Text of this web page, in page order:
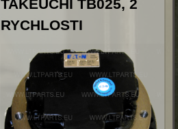
TAKEUCHI TB025, 2
RYCHLOSTI